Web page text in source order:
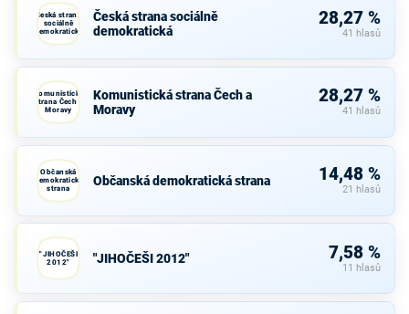
Česká strana
sociálně
demokratická
Česká strana sociálně
demokratická
28,27 %
41 hlasů
Komunistická
strana Čech a
Moravy
Komunistická strana Čech a
Moravy
28,27 %
41 hlasů
Občanská
demokratická
strana
Občanská demokratická strana 14,48 %
21 hlasů
"JIHOČEŠI
2012"
"JIHOČEŠI 2012" 7,58 %
11 hlasů